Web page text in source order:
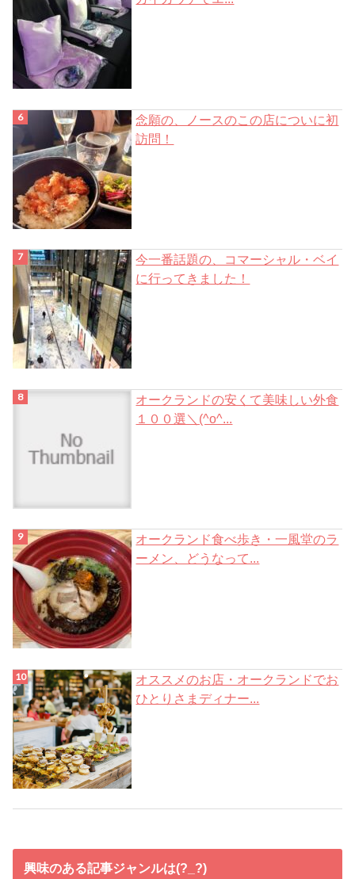
念願の、ノースのこの店についに初
訪問！
今一番話題の、コマーシャル・ベイ
に行ってきました！
オークランドの安くて美味しい外食
１００選＼(^o^...
オークランド食べ歩き・一風堂のラ
ーメン、どうなって...
オススメのお店・オークランドでお
ひとりさまディナー...
興味のある記事ジャンルは(?_?)